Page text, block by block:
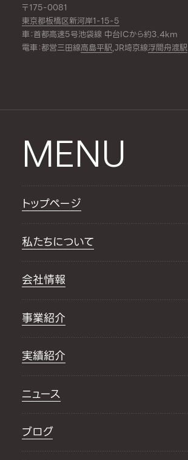
〒175-0081
東京都板橋区新河岸1-15-5
車：首都高速5号池袋線 中台ICから約3.4km
電車：都営三田線高島平駅,JR埼京線浮間舟渡駅
MENU
トップページ
私たちについて
会社情報
事業紹介
実績紹介
ニュース
ブログ